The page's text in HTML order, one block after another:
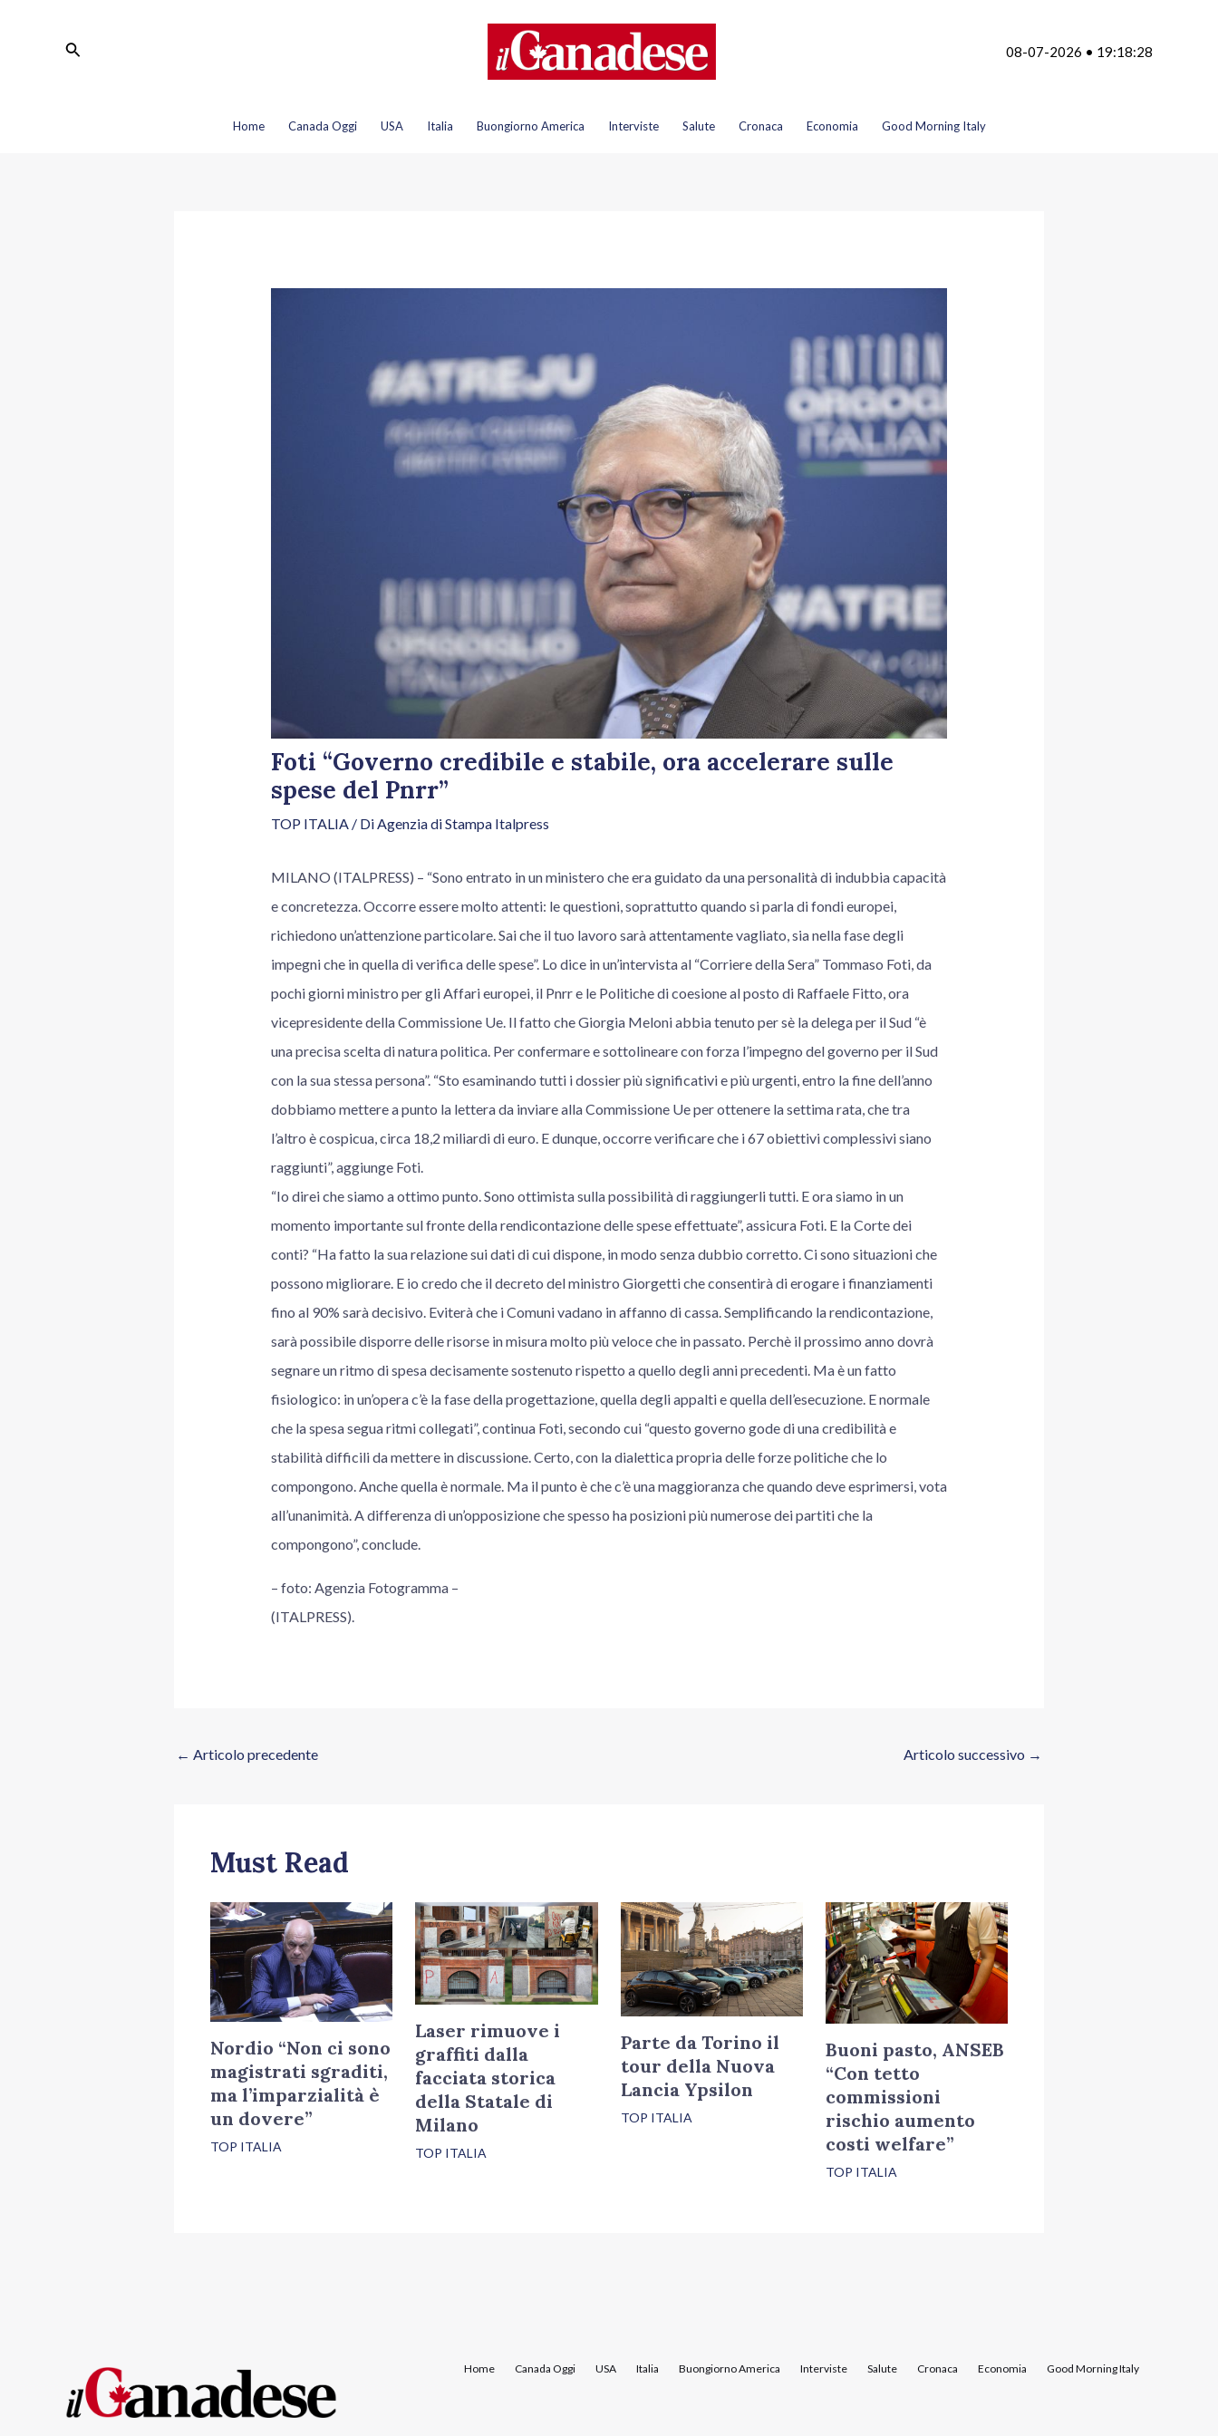
Cerca 08-07-2026 • 19:18:28
Home Canada Oggi USA Italia Buongiorno America Interviste Salute Cronaca Economia Good Morning Italy
Foti “Governo credibile e stabile, ora accelerare sulle
spese del Pnrr”
TOP ITALIA/ DiAgenzia di Stampa Italpress
MILANO (ITALPRESS) – “Sono entrato in un ministero che era guidato da una personalità di indubbia capacità
e concretezza. Occorre essere molto attenti: le questioni, soprattutto quando si parla di fondi europei,
richiedono un’attenzione particolare. Sai che il tuo lavoro sarà attentamente vagliato, sia nella fase degli
impegni che in quella di verifica delle spese”. Lo dice in un’intervista al “Corriere della Sera” Tommaso Foti, da
pochi giorni ministro per gli Affari europei, il Pnrr e le Politiche di coesione al posto di Raffaele Fitto, ora
vicepresidente della Commissione Ue. Il fatto che Giorgia Meloni abbia tenuto per sè la delega per il Sud “è
una precisa scelta di natura politica. Per confermare e sottolineare con forza l’impegno del governo per il Sud
con la sua stessa persona”. “Sto esaminando tutti i dossier più significativi e più urgenti, entro la fine dell’anno
dobbiamo mettere a punto la lettera da inviare alla Commissione Ue per ottenere la settima rata, che tra
l’altro è cospicua, circa 18,2 miliardi di euro. E dunque, occorre verificare che i 67 obiettivi complessivi siano
raggiunti”, aggiunge Foti.
“Io direi che siamo a ottimo punto. Sono ottimista sulla possibilità di raggiungerli tutti. E ora siamo in un
momento importante sul fronte della rendicontazione delle spese effettuate”, assicura Foti. E la Corte dei
conti? “Ha fatto la sua relazione sui dati di cui dispone, in modo senza dubbio corretto. Ci sono situazioni che
possono migliorare. E io credo che il decreto del ministro Giorgetti che consentirà di erogare i finanziamenti
fino al 90% sarà decisivo. Eviterà che i Comuni vadano in affanno di cassa. Semplificando la rendicontazione,
sarà possibile disporre delle risorse in misura molto più veloce che in passato. Perchè il prossimo anno dovrà
segnare un ritmo di spesa decisamente sostenuto rispetto a quello degli anni precedenti. Ma è un fatto
fisiologico: in un’opera c’è la fase della progettazione, quella degli appalti e quella dell’esecuzione. E normale
che la spesa segua ritmi collegati”, continua Foti, secondo cui “questo governo gode di una credibilità e
stabilità difficili da mettere in discussione. Certo, con la dialettica propria delle forze politiche che lo
compongono. Anche quella è normale. Ma il punto è che c’è una maggioranza che quando deve esprimersi, vota
all’unanimità. A differenza di un’opposizione che spesso ha posizioni più numerose dei partiti che la
compongono”, conclude.
– foto: Agenzia Fotogramma –
(ITALPRESS).
← Articolo precedente Articolo successivo →
Must Read
Nordio “Non ci sono
magistrati sgraditi,
ma l’imparzialità è
un dovere”
TOP ITALIA
Laser rimuove i
graffiti dalla
facciata storica
della Statale di
Milano
TOP ITALIA
Parte da Torino il
tour della Nuova
Lancia Ypsilon
TOP ITALIA
Buoni pasto, ANSEB
“Con tetto
commissioni
rischio aumento
costi welfare”
TOP ITALIA
Home Canada Oggi USA Italia Buongiorno America Interviste Salute Cronaca Economia Good Morning Italy